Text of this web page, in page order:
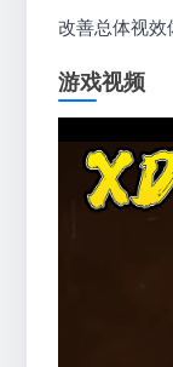
改善总体视效
游戏视频